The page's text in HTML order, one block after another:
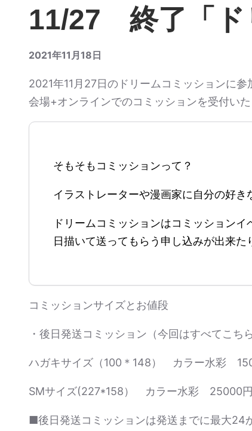
11/27 終了「ド
2021年11月18日
2021年11月27日のドリームコミッションに参
会場+オンラインでのコミッションを受付いた
そもそもコミッションって？
イラストレーターや漫画家に自分の好き
ドリームコミッションはコミッション
日描いて送ってもらう申し込みが出来
コミッションサイズとお値段
・後日発送コミッション（今回はすべてこち
ハガキサイズ（100＊148） カラー水彩
SMサイズ(227*158） カラー水彩 25000円
■後日発送コミッションは発送までに最大24